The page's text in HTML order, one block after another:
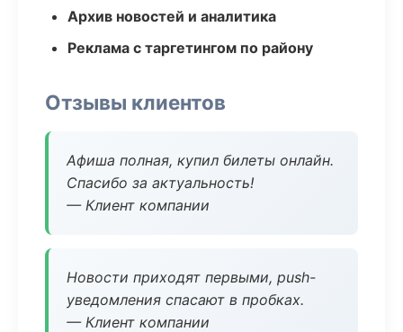
Архив новостей и аналитика
Реклама с таргетингом по району
Отзывы клиентов
Афиша полная, купил билеты онлайн.
Спасибо за актуальность!
— Клиент компании
Новости приходят первыми, push-
уведомления спасают в пробках.
— Клиент компании